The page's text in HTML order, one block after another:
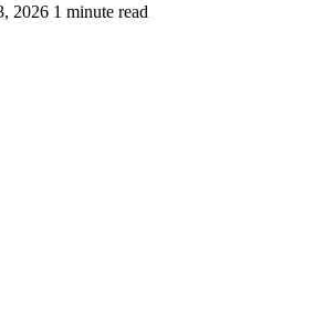
2026 1 minute read